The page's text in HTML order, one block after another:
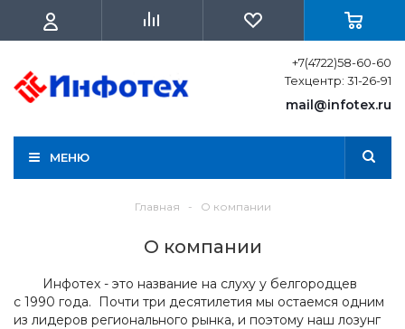
+7(4722)58-60-60
Техцентр: 31-26-91
mail@infotex.ru
МЕНЮ
Главная - О компании
О компании
Инфотех - это название на слуху у белгородцев
с 1990 года. Почти три десятилетия мы остаемся одним
из лидеров регионального рынка, и поэтому наш лозунг